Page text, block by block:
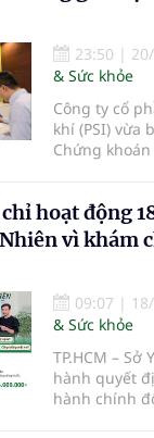
23:50 |
& Sức khỏe
Công ty cổ
khí (PSI) vừa
Chứng
khoán.
hoạt động
vì khám
09:07 |
& Sức khỏe
TP.HCM – Sở
hành quyết
hành chính